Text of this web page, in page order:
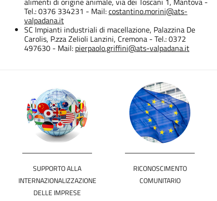
Tel.: 0376 334231 - Mail:costantino.morini@ats-
valpadana.it
SC Impianti industriali di macellazione, Palazzina De
Carolis, P.zza Zelioli Lanzini, Cremona - Tel.: 0372
497630 - Mail: pierpaolo.griffini@ats-valpadana.it
SUPPORTO ALLA
INTERNAZIONALIZZAZIONE
DELLE IMPRESE
RICONOSCIMENTO
COMUNITARIO